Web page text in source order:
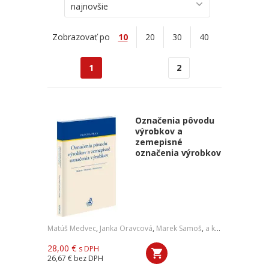
najnovšie
Zobrazovať po 10 20 30 40
1 2
Označenia pôvodu
výrobkov a
zemepisné
označenia výrobkov
Matúš Medvec, Janka Oravcová, Marek Samoš, a kol.
28,00 € s DPH
26,67 € bez DPH